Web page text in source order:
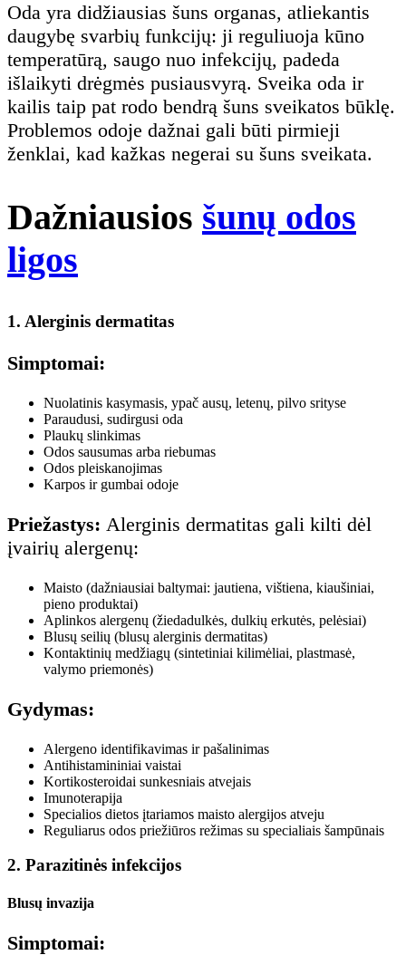
Oda yra didžiausias šuns organas, atliekantis
daugybę svarbių funkcijų: ji reguliuoja kūno
temperatūrą, saugo nuo infekcijų, padeda
išlaikyti drėgmės pusiausvyrą. Sveika oda ir
kailis taip pat rodo bendrą šuns sveikatos būklę.
Problemos odoje dažnai gali būti pirmieji
ženklai, kad kažkas negerai su šuns sveikata.
Dažniausios šunų odos
ligos
1. Alerginis dermatitas
Simptomai:
Nuolatinis kasymasis, ypač ausų, letenų, pilvo srityse
Paraudusi, sudirgusi oda
Plaukų slinkimas
Odos sausumas arba riebumas
Odos pleiskanojimas
Karpos ir gumbai odoje
Priežastys: Alerginis dermatitas gali kilti dėl
įvairių alergenų:
Maisto (dažniausiai baltymai: jautiena, vištiena, kiaušiniai,
pieno produktai)
Aplinkos alergenų (žiedadulkės, dulkių erkutės, pelėsiai)
Blusų seilių (blusų alerginis dermatitas)
Kontaktinių medžiagų (sintetiniai kilimėliai, plastmasė,
valymo priemonės)
Gydymas:
Alergeno identifikavimas ir pašalinimas
Antihistamininiai vaistai
Kortikosteroidai sunkesniais atvejais
Imunoterapija
Specialios dietos įtariamos maisto alergijos atveju
Reguliarus odos priežiūros režimas su specialiais šampūnais
2. Parazitinės infekcijos
Blusų invazija
Simptomai: